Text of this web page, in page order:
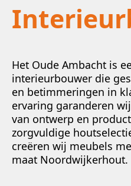
Het Oude Ambacht is
interieurbouwer die
en betimmeringen in
ervaring garanderen
van ontwerp en
zorgvuldige
creëren wij meubels
maat Noordwijkerhout.